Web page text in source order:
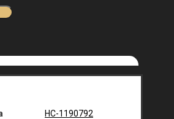
НС-1190792